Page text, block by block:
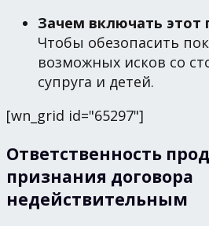
Зачем включать этот
Чтобы обезопасить
возможных исков со
супруга и детей.
[wn_grid id="65297"]
Ответственность
признания договора
недействительным